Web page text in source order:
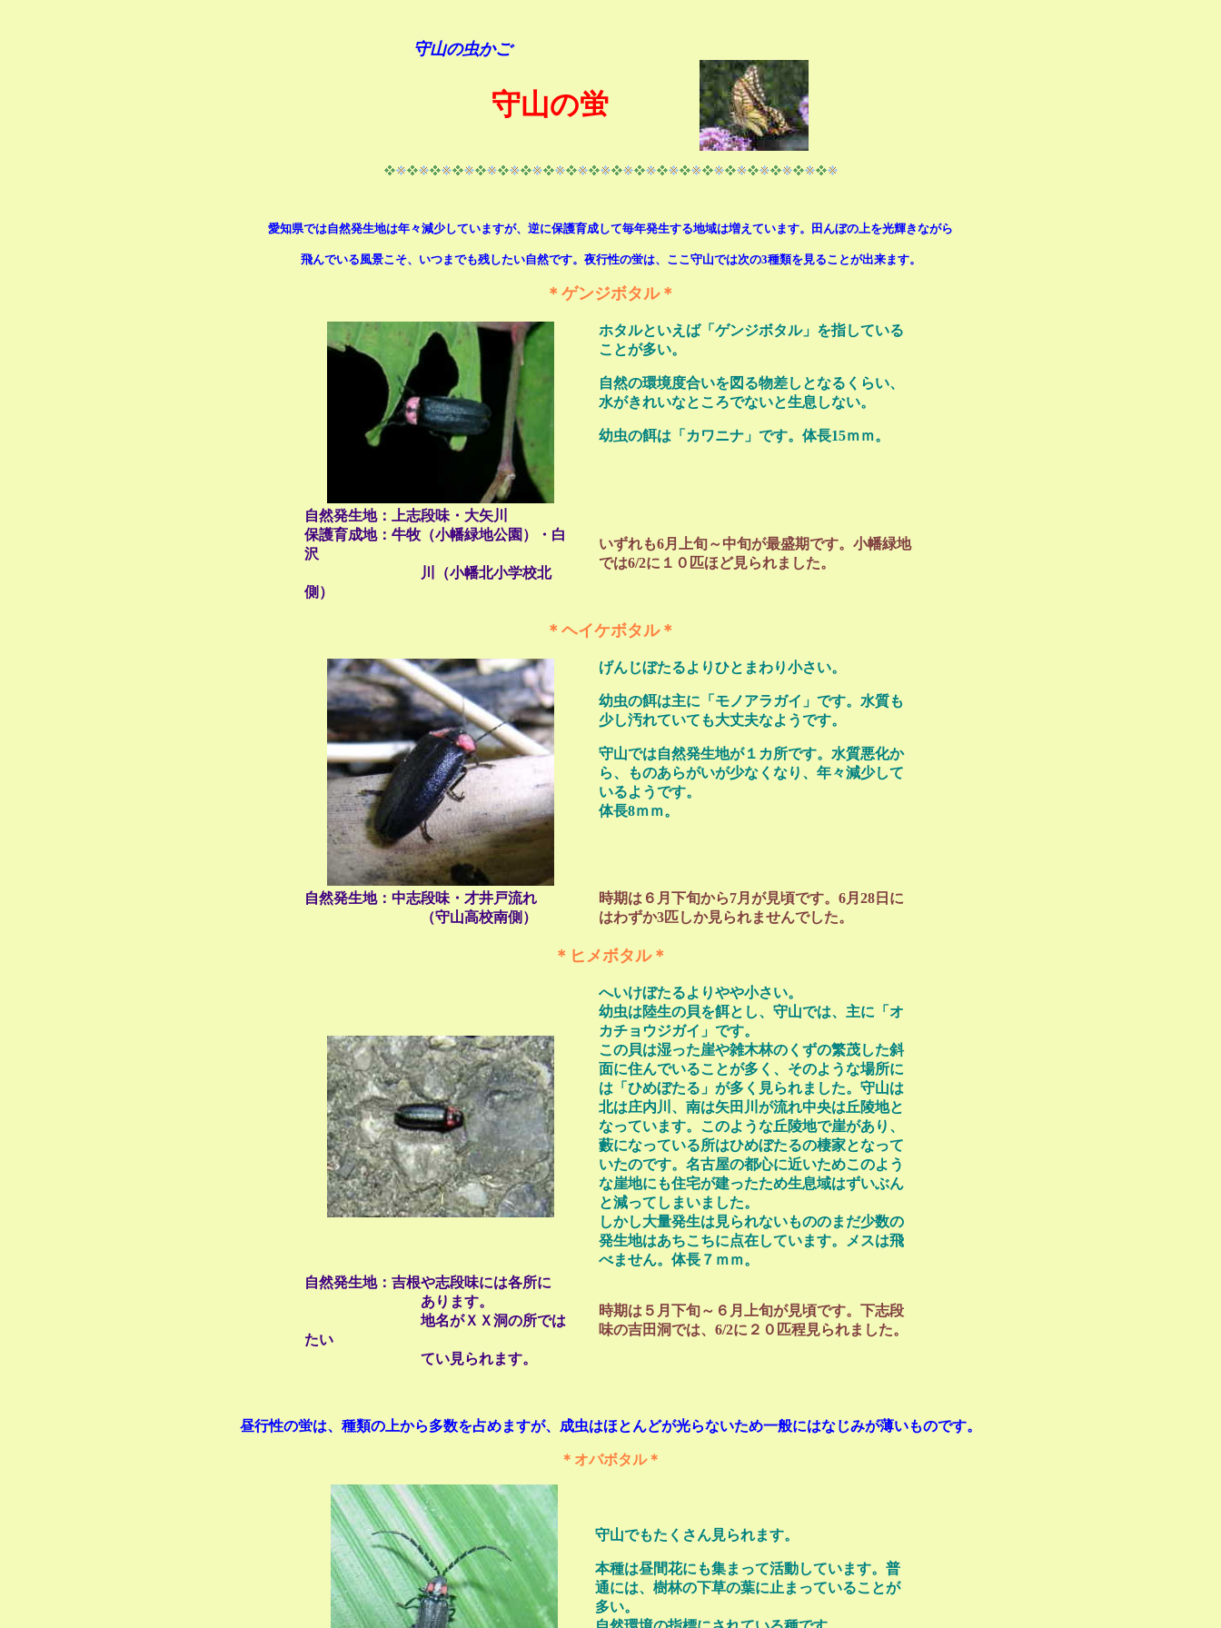
守山の虫かご
守山の蛍
愛知県では自然発生地は年々減少していますが、逆に保護育成して毎年発生する地域は増えています。田んぼの上を光輝きながら
飛んでいる風景こそ、 いつまでも残したい自然です。夜行性の蛍は、ここ守山では次の3種類を見ることが出来ます。
＊ゲンジボタル＊
ホタルといえば「ゲンジボタル」を指している
ことが多い。
自然の環境度合いを図る物差しとなるくらい、
水がきれいなところでないと生息しない。
幼虫の餌は「カワニナ」です。体長15ｍｍ。
自然発生地：上志段味・大矢川
保護育成地：牛牧（小幡緑地公園）・白
沢
川（小幡北小学校北
側）
いずれも6月上旬～中旬が最盛期です。小幡緑地
では6/2に１０匹ほど見られました。
＊ヘイケボタル＊
げんじぼたるよりひとまわり小さい。
幼虫の餌は主に「モノアラガイ」です。水質も
少し汚れていても大丈夫なようです。
守山では自然発生地が１カ所です。水質悪化か
ら、ものあらがいが少なくなり、年々減少して
いるようです。
体長8ｍｍ。
自然発生地：中志段味・才井戸流れ
（守山高校南側）
時期は６月下旬から7月が見頃です。6月28日に
はわずか3匹しか見られませんでした。
＊ヒメボタル＊
へいけぼたるよりやや小さい。
幼虫は陸生の貝を餌とし、守山では、主に「オ
カチョウジガイ」です。
この貝は湿った崖や雑木林のくずの繁茂した斜
面に住んでいることが多く、そのような場所に
は「ひめぼたる」が多く見られました。守山は
北は庄内川、南は矢田川が流れ中央は丘陵地と
なっています。このような丘陵地で崖があり、
藪になっている所はひめぼたるの棲家となって
いたのです。名古屋の都心に近いためこのよう
な崖地にも住宅が建ったため生息域はずいぶん
と減ってしまいました。
しかし大量発生は見られないもののまだ少数の
発生地はあちこちに点在しています。メスは飛
べません。体長７ｍｍ。
自然発生地：吉根や志段味には各所に
あります。
地名がＸＸ洞の所では
たい
てい見られます。
時期は５月下旬～６月上旬が見頃です。下志段
味の吉田洞では、6/2に２０匹程見られました。
昼行性の蛍は、種類の上から多数を占めますが、成虫はほとんどが光らないため一般にはなじみが薄いものです。
＊オバボタル＊
守山でもたくさん見られます。
本種は昼間花にも集まって活動しています。普
通には、樹林の下草の葉に止まっていることが
多い。